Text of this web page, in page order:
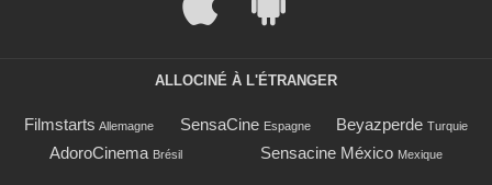
ALLOCINÉ À L'ÉTRANGER
Filmstarts Allemagne SensaCine Espagne Beyazperde Turquie
AdoroCinema Brésil Sensacine México Mexique